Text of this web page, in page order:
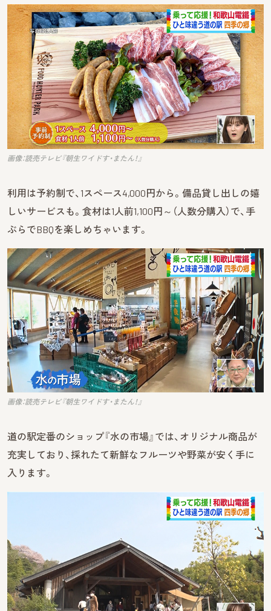
画像：読売テレビ『朝生ワイドす・またん！』
利用は予約制で、1スペース4,000円から。備品貸し出しの嬉
しいサービスも。食材は1人前1,100円～（人数分購入）で、手
ぶらでBBQを楽しめちゃいます。
画像：読売テレビ『朝生ワイドす・またん！』
道の駅定番のショップ『水の市場』では、オリジナル商品が
充実しており、採れたて新鮮なフルーツや野菜が安く手に
入ります。